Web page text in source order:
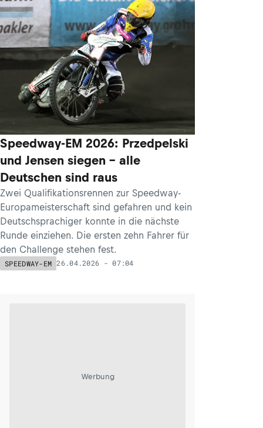
Speedway-EM 2026: Przedpelski
und Jensen siegen – alle
Deutschen sind raus
Zwei Qualifikationsrennen zur Speedway-
Europameisterschaft sind gefahren und kein
Deutschsprachiger konnte in die nächste
Runde einziehen. Die ersten zehn Fahrer für
den Challenge stehen fest.
SPEEDWAY-EM 26.04.2026 - 07:04
Werbung